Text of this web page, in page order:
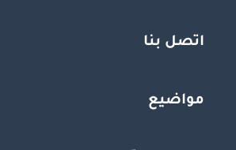
اتصل بنا
مواضيع